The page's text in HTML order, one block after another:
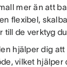
mer än att
flexibel,
till de verktyg
hjälper dig att
vilket hjälper